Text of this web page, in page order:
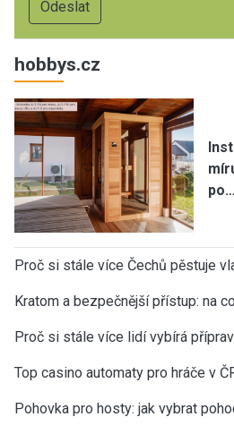
hobbys.cz
po…
Proč si stále více Čechů pěstuje
Kratom a bezpečnější přístup: na
Proč si stále více lidí vybírá
Top casino automaty pro hráče v
Pohovka pro hosty: jak vybrat